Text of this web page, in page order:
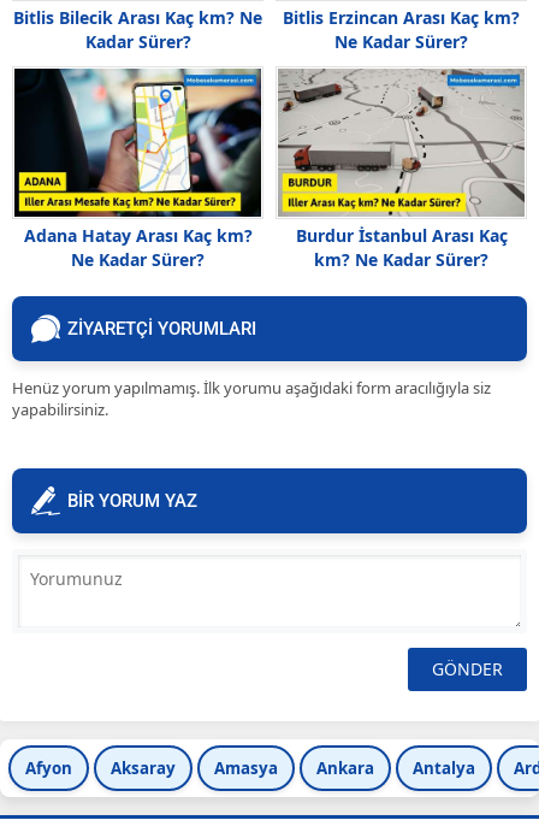
Bitlis Bilecik Arası Kaç km? Ne
Kadar Sürer?
Bitlis Erzincan Arası Kaç km?
Ne Kadar Sürer?
Adana Hatay Arası Kaç km?
Ne Kadar Sürer?
Burdur İstanbul Arası Kaç
km? Ne Kadar Sürer?
ZİYARETÇİ YORUMLARI
Henüz yorum yapılmamış. İlk yorumu aşağıdaki form aracılığıyla siz
yapabilirsiniz.
BİR YORUM YAZ
Afyon Aksaray Amasya Ankara Antalya